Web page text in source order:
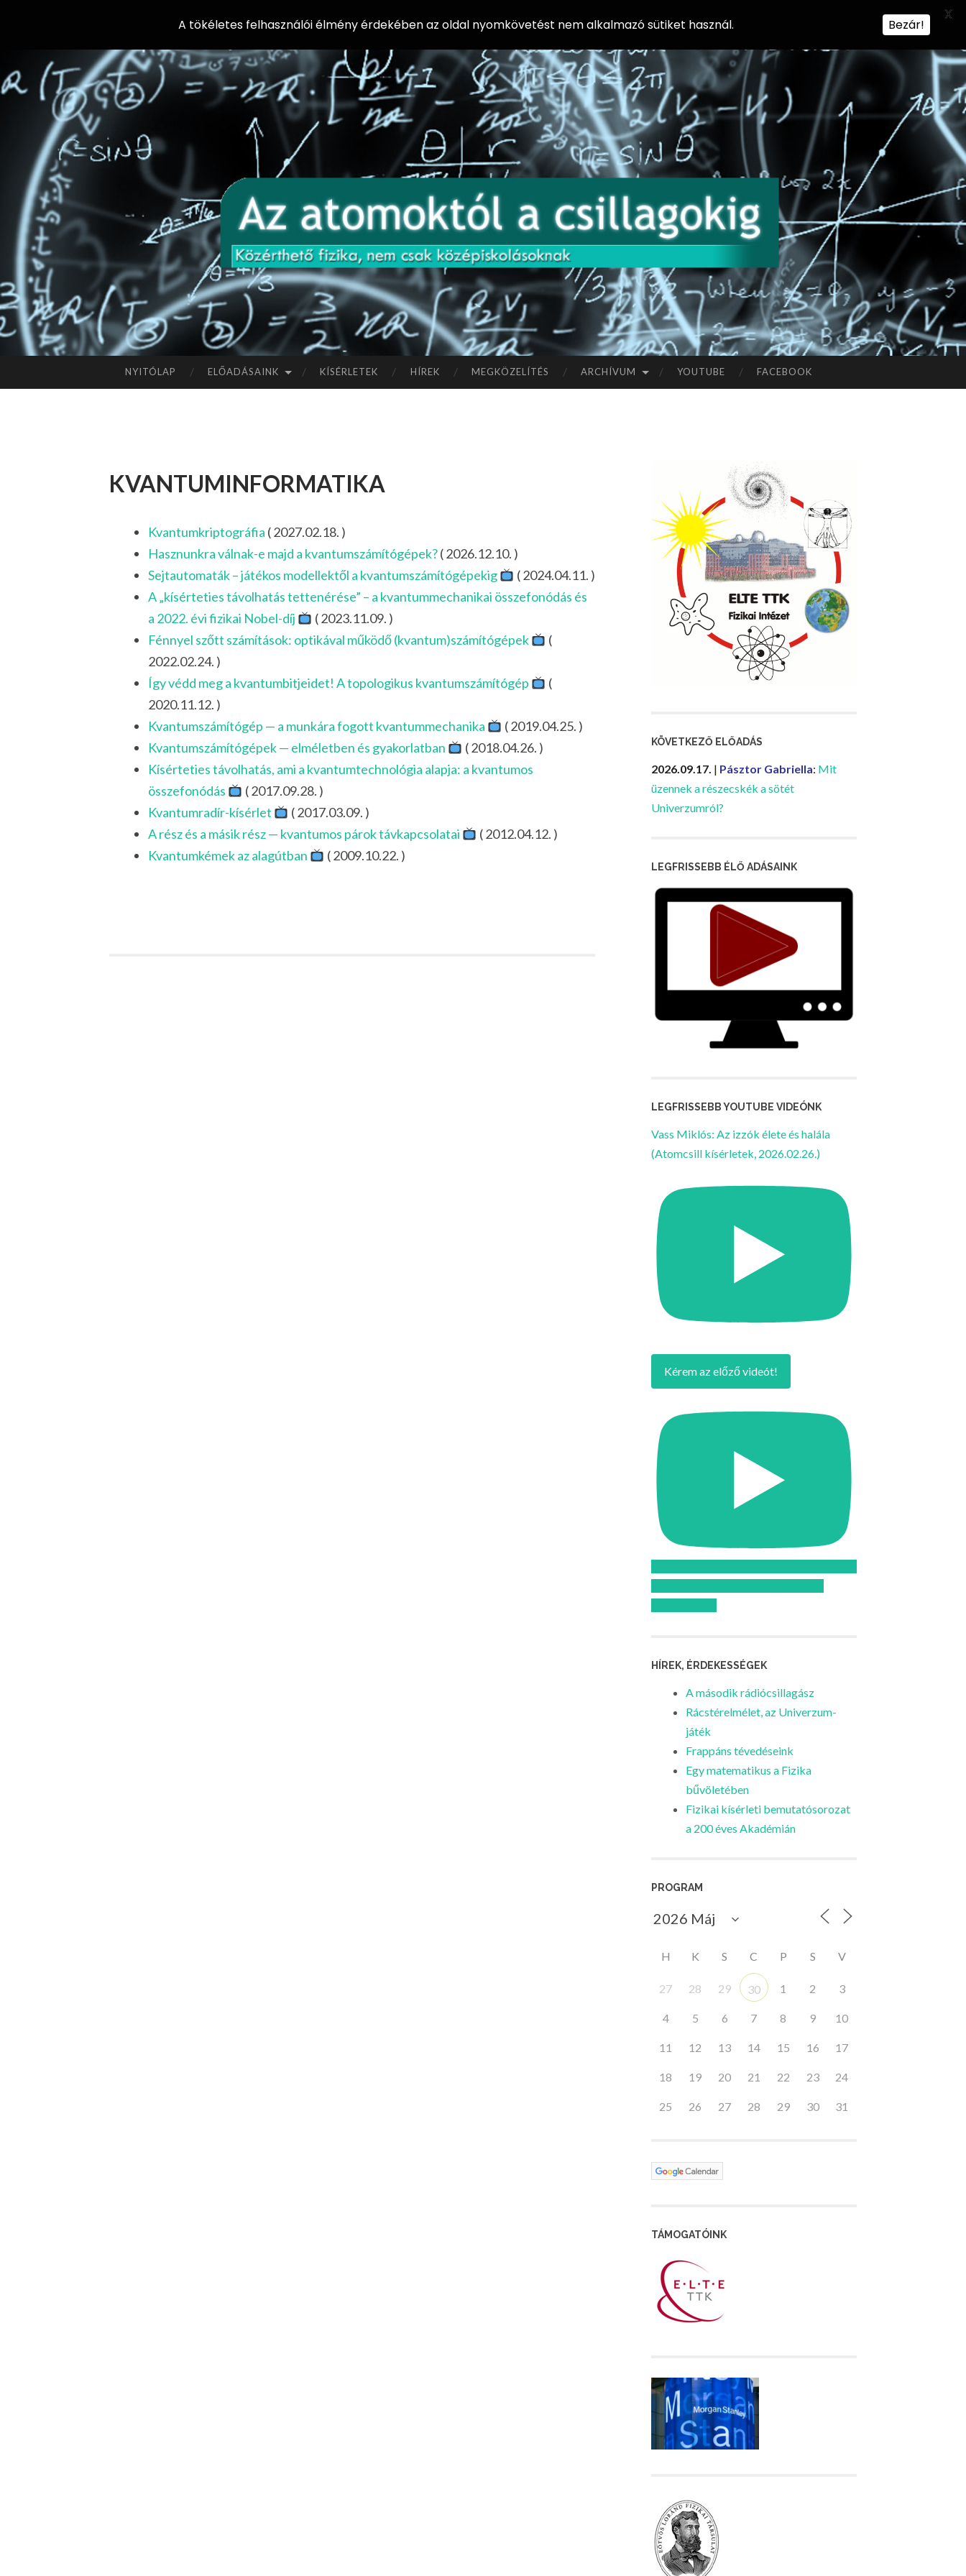
AZ
AT
OM
OK
TÓ
L A
IG
Előadássorozat
középiskolásoknak
az ELTE
Természettudományi
Kar Fizikai
Intézetében
A
NYITÓLAP ELŐADÁSAINK KÍSÉRLETEK HÍREK MEGKÖZELÍTÉS ARCHÍVUM YOUTUBE FACEBOOK
kvantuminformatika
Kvantumkriptográfia ( 2027.02.18. )
Hasznunkra válnak-e majd a kvantumszámítógépek?( 2026.12.10. )
Sejtautomaták – játékos modellektől a kvantumszámítógépekig
( 2024.04.11. )
A „kísérteties távolhatás tettenérése” – a kvantummechanikai összefonódás és
a 2022. évi fizikai Nobel-díj
( 2023.11.09. )
Fénnyel szőtt számítások: optikával működő (kvantum)számítógépek
(
2022.02.24. )
Így védd meg a kvantumbitjeidet! A topologikus kvantumszámítógép
(
2020.11.12. )
Kvantumszámítógép — a munkára fogott kvantummechanika
( 2019.04.25. )
Kvantumszámítógépek — elméletben és gyakorlatban
( 2018.04.26. )
Kísérteties távolhatás, ami a kvantumtechnológia alapja: a kvantumos
összefonódás
( 2017.09.28. )
Kvantumradír-kísérlet
( 2017.03.09. )
A rész és a másik rész — kvantumos párok távkapcsolatai
( 2012.04.12. )
Kvantumkémek az alagútban
( 2009.10.22. )
KÖVETKEZŐ ELŐADÁS
2026.09.17. | Pásztor Gabriella: Mit
üzennek a részecskék a sötét
Univerzumról?
LEGFRISSEBB ÉLŐ ADÁSAINK
LEGFRISSEBB YOUTUBE VIDEÓNK
Vass Miklós: Az izzók élete és halála
(Atomcsill kísérletek, 2026.02.26.)
Kérem az előző videót!
HÍREK, ÉRDEKESSÉGEK
A második rádiócsillagász
Rácstérelmélet, az Univerzum-
játék
Frappáns tévedéseink
Egy matematikus a Fizika
bűvöletében
Fizikai kísérleti bemutatósorozat
a 200 éves Akadémián
PROGRAM
H K S C P S V
27 28 29 30 1 2 3
4 5 6 7 8 9 10
11 12 13 14 15 16 17
18 19 20 21 22 23 24
25 26 27 28 29 30 31
TÁMOGATÓINK
A tökéletes felhasználói élmény érdekében az oldal nyomkövetést nem alkalmazó sütiket használ. Bezár!
X